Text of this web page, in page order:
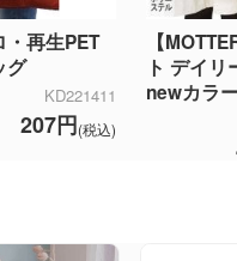
・再生PET
グ
KD221411
207円(税込)
【
ト デイリ
newカラ